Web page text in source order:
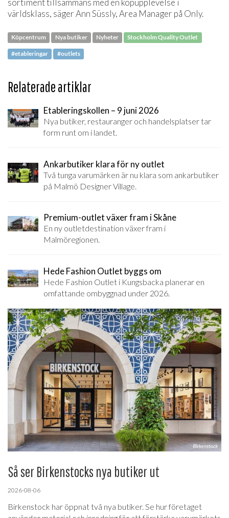
sortiment tillsammans med en köpupplevelse i
världsklass, säger Ann Süssly, Area Manager på Only.
Köpcentrum Nya butiker Nyheter Stockholm Quality Outlet
#etableringar #outlets
Relaterade artiklar
Etableringskollen – 9 juni 2026
Nya butiker, restauranger och handelsplatser tar
form runt om i landet.
Ankarbutiker klara för ny outlet
Två tunga varumärken är nu klara som ankarbutiker
på Malmö Designer Village.
Premium-outlet växer fram i Skåne
En ny outletdestination växer fram i
Malmöregionen.
Hede Fashion Outlet byggs om
Hede Fashion Outlet i Kungsbacka planerar en
omfattande ombyggnad under 2026.
Så ser Birkenstocks nya butiker ut
2026-08-06
Birkenstock har öppnat två nya butiker. Se hur företaget